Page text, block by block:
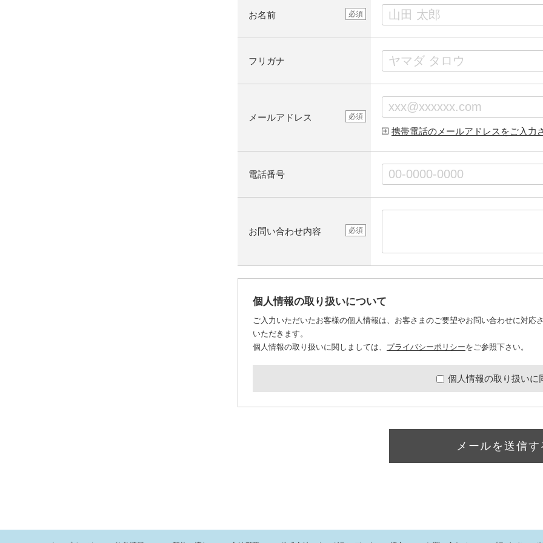
お名前 必須
フリガナ
メールアドレス 必須
携帯電話のメールアドレスをご入力
電話番号
お問い合わせ内容 必須
個人情報の取り扱いについて
ご入力いただいたお客様の個人情報は、お客さまのご要望やお問い合わせに対
いただきます。
個人情報の取り扱いに関しましては、 プライバシーポリシーをご参照下さい。
個人情報の取り扱いに
メールを送信す